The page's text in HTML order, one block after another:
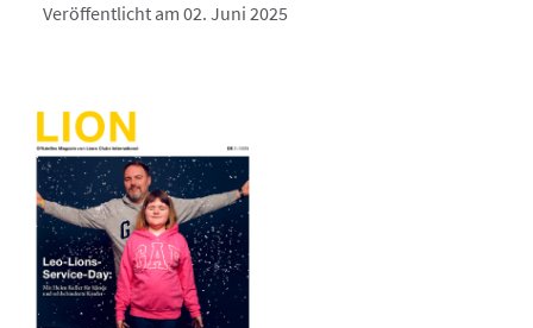
Veröffentlicht am 02. Juni 2025